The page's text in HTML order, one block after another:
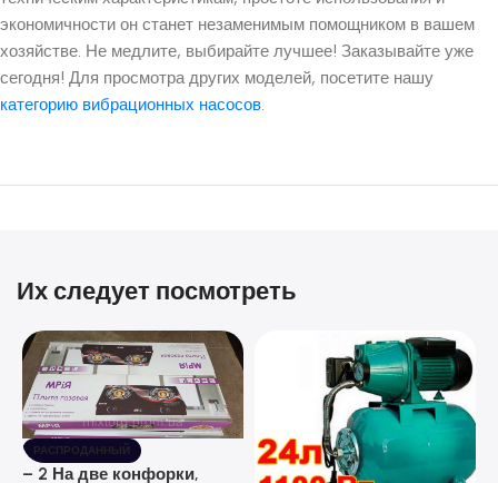
экономичности он станет незаменимым помощником в вашем
хозяйстве. Не медлите, выбирайте лучшее! Заказывайте уже
сегодня! Для просмотра других моделей, посетите нашу
категорию вибрационных насосов.
Их следует посмотреть
РАСПРОДАННЫЙ
– 2 На две конфорки,